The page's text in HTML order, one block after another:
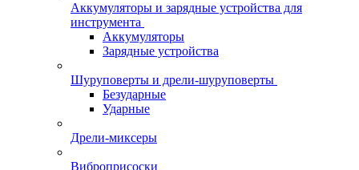
Аккумуляторы и зарядные устройства для
инструмента
Аккумуляторы
Зарядные устройства
Шуруповерты и дрели-шуруповерты
Безударные
Ударные
Дрели-миксеры
Виброприсоски